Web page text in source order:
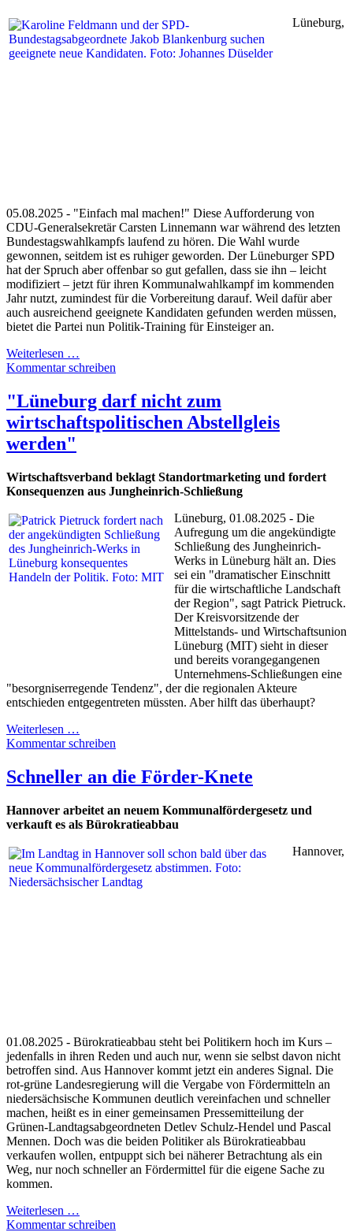
Lüneburg,
05.08.2025 - "Einfach mal machen!" Diese Aufforderung von
CDU-Generalsekretär Carsten Linnemann war während des letzten
Bundestagswahlkampfs laufend zu hören. Die Wahl wurde
gewonnen, seitdem ist es ruhiger geworden. Der Lüneburger SPD
hat der Spruch aber offenbar so gut gefallen, dass sie ihn – leicht
modifiziert – jetzt für ihren Kommunalwahlkampf im kommenden
Jahr nutzt, zumindest für die Vorbereitung darauf. Weil dafür aber
auch ausreichend geeignete Kandidaten gefunden werden müssen,
bietet die Partei nun Politik-Training für Einsteiger an.
Weiterlesen …
Kommentar schreiben
"Lüneburg darf nicht zum
wirtschaftspolitischen Abstellgleis
werden"
Wirtschaftsverband beklagt Standortmarketing und fordert
Konsequenzen aus Jungheinrich-Schließung
Lüneburg, 01.08.2025 - Die
Aufregung um die angekündigte
Schließung des Jungheinrich-
Werks in Lüneburg hält an. Dies
sei ein "dramatischer Einschnitt
für die wirtschaftliche Landschaft
der Region", sagt Patrick Pietruck.
Der Kreisvorsitzende der
Mittelstands- und Wirtschaftsunion
Lüneburg (MIT) sieht in dieser
und bereits vorangegangenen
Unternehmens-Schließungen eine
"besorgniserregende Tendenz", der die regionalen Akteure
entschieden entgegentreten müssten. Aber hilft das überhaupt?
Weiterlesen …
Kommentar schreiben
Schneller an die Förder-Knete
Hannover arbeitet an neuem Kommunalfördergesetz und
verkauft es als Bürokratieabbau
Hannover,
01.08.2025 - Bürokratieabbau steht bei Politikern hoch im Kurs –
jedenfalls in ihren Reden und auch nur, wenn sie selbst davon nicht
betroffen sind. Aus Hannover kommt jetzt ein anderes Signal. Die
rot-grüne Landesregierung will die Vergabe von Fördermitteln an
niedersächsische Kommunen deutlich vereinfachen und schneller
machen, heißt es in einer gemeinsamen Pressemitteilung der
Grünen-Landtagsabgeordneten Detlev Schulz-Hendel und Pascal
Mennen. Doch was die beiden Politiker als Bürokratieabbau
verkaufen wollen, entpuppt sich bei näherer Betrachtung als ein
Weg, nur noch schneller an Fördermittel für die eigene Sache zu
kommen.
Weiterlesen …
Kommentar schreiben